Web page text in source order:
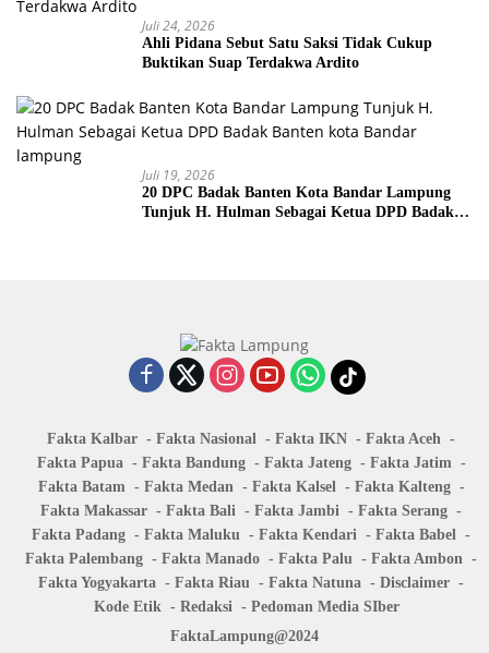
Juli 24, 2026
Ahli Pidana Sebut Satu Saksi Tidak Cukup
Buktikan Suap Terdakwa Ardito
Juli 19, 2026
20 DPC Badak Banten Kota Bandar Lampung
Tunjuk H. Hulman Sebagai Ketua DPD Badak
Fakta Kalbar Fakta Nasional Fakta IKN
Fakta Aceh
Fakta Papua
Fakta Bandung Fakta Jateng
Fakta Jatim
Fakta Batam
Fakta Medan Fakta Kalsel
Fakta Kalteng
Fakta Makassar
Fakta Bali Fakta Jambi
Fakta Serang
Fakta Padang
Fakta Maluku Fakta Kendari
Fakta Babel
Fakta Palembang
Fakta Manado Fakta Palu
Fakta Ambon
Fakta Yogyakarta
Fakta Riau Fakta Natuna
Disclaimer
Kode Etik
Redaksi
Pedoman Media SIber
FaktaLampung@2024